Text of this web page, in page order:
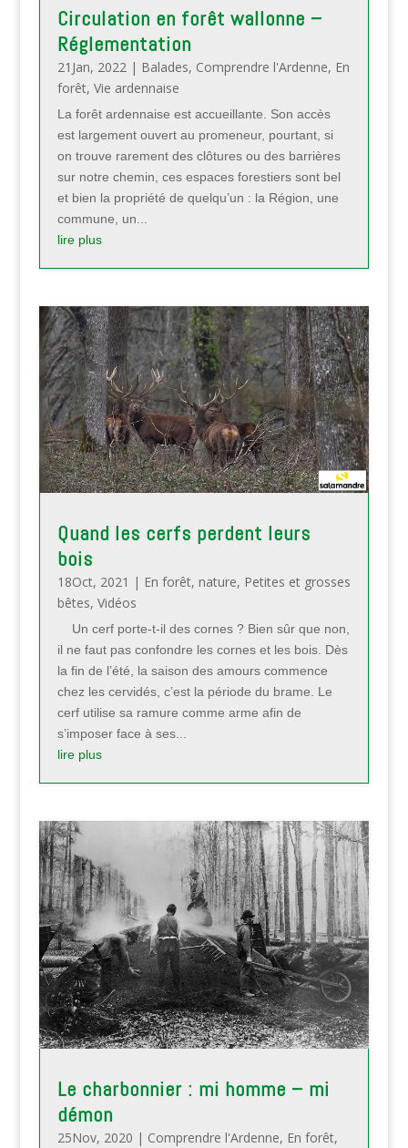
Circulation en forêt wallonne –
Réglementation
21Jan, 2022 | Balades, Comprendre l'Ardenne, En
forêt, Vie ardennaise
La forêt ardennaise est accueillante. Son accès
est largement ouvert au promeneur, pourtant, si
on trouve rarement des clôtures ou des barrières
sur notre chemin, ces espaces forestiers sont bel
et bien la propriété de quelqu’un : la Région, une
commune, un...
lire plus
Quand les cerfs perdent leurs
bois
18Oct, 2021 | En forêt, nature, Petites et grosses
bêtes, Vidéos
Un cerf porte-t-il des cornes ? Bien sûr que non,
il ne faut pas confondre les cornes et les bois. Dès
la fin de l’été, la saison des amours commence
chez les cervidés, c’est la période du brame. Le
cerf utilise sa ramure comme arme afin de
s’imposer face à ses...
lire plus
Le charbonnier : mi homme – mi
démon
25Nov, 2020 | Comprendre l'Ardenne, En forêt,